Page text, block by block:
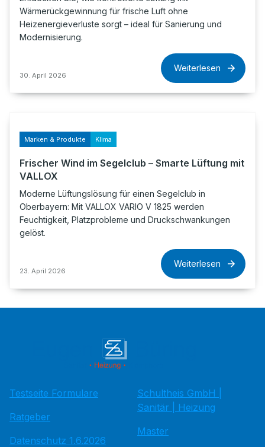
Wärmerückgewinnung für frische Luft ohne
Heizenergieverluste sorgt – ideal für Sanierung und
Modernisierung.
30. April 2026
Weiterlesen
Marken & Produkte Klima
Frischer Wind im Segelclub – Smarte Lüftung mit
VALLOX
Moderne Lüftungslösung für einen Segelclub in
Oberbayern: Mit VALLOX VARIO V 1825 werden
Feuchtigkeit, Platzprobleme und Druckschwankungen
gelöst.
23. April 2026
Weiterlesen
Testseite Formulare
Ratgeber
Datenschutz 1.6.2026
Schultheis GmbH |
Sanitär | Heizung
Master